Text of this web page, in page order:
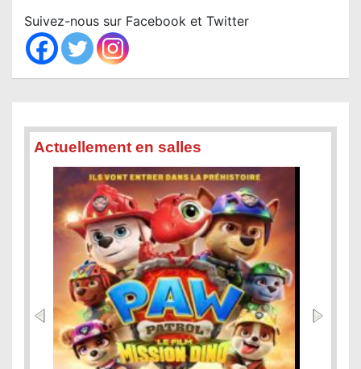
c
h
Suivez-nous sur Facebook et Twitter
Actuellement en salles